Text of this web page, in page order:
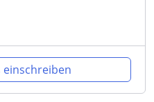
einschreiben